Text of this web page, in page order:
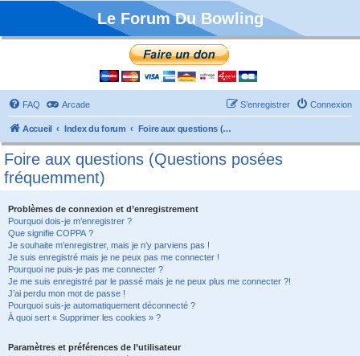
Le Forum Du Bowling
FAQ Arcade Connexion
S’enregistrer
Accueil Index du forum Foire aux questions (Questions posées fréquemment)
Foire aux questions (Questions posées
fréquemment)
Problèmes de connexion et d’enregistrement
Pourquoi dois-je m’enregistrer ?
Que signifie COPPA ?
Je souhaite m’enregistrer, mais je n’y parviens pas !
Je suis enregistré mais je ne peux pas me connecter !
Pourquoi ne puis-je pas me connecter ?
Je me suis enregistré par le passé mais je ne peux plus me connecter ?!
J’ai perdu mon mot de passe !
Pourquoi suis-je automatiquement déconnecté ?
À quoi sert « Supprimer les cookies » ?
Paramètres et préférences de l’utilisateur